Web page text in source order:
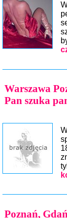
Warszawa
Pan szuka
Poznań,